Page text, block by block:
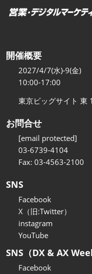
開催概要
2027/4/7(水)-9(金)
10:00-17:00
東京ビッグサイト 東
お問合せ
[email protected]
03-6739-4104
Fax: 03-4563-2100
SNS
Facebook
X（旧:Twitter）
instagram
YouTube
SNS（DX & AX
Facebook